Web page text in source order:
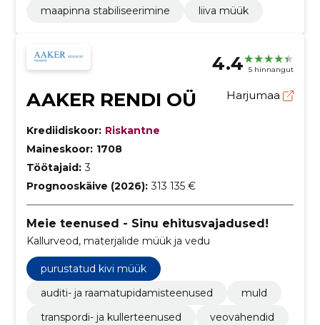
maapinna stabiliseerimine
liiva müük
4.4 5 hinnangut
AAKER RENDI OÜ Harjumaa
Krediidiskoor: Riskantne
Maineskoor: 1708
Töötajaid: 3
Prognooskäive (2026): 313 135 €
Meie teenused - Sinu ehitusvajadused!
Kallurveod, materjalide müük ja vedu
purustatud kivi müük
auditi- ja raamatupidamisteenused
muld
transpordi- ja kullerteenused
veovahendid